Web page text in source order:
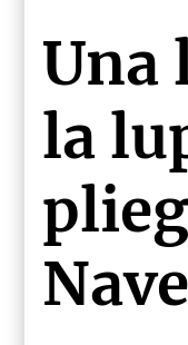
Una
la